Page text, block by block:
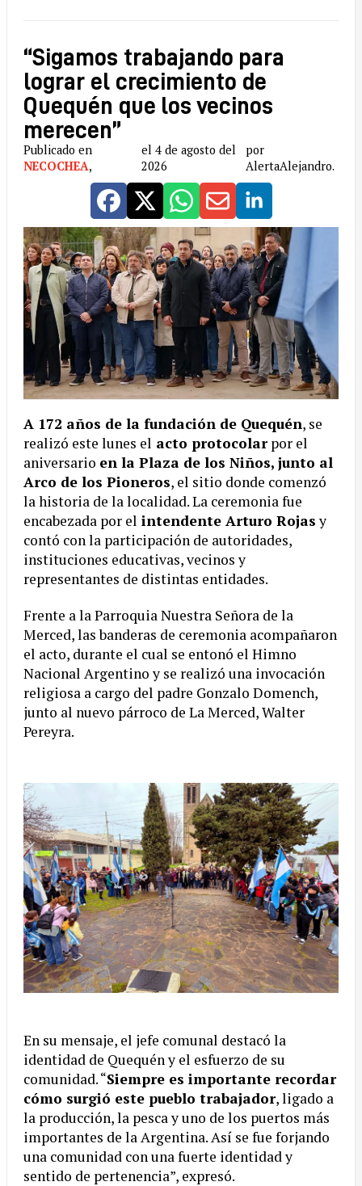
“Sigamos trabajando para
lograr el crecimiento de
Quequén que los vecinos
merecen”
Publicado en
NECOCHEA,
el 4 de agosto del
2026
por
AlertaAlejandro.
A 172 años de la fundación de Quequén, se
realizó este lunes el acto protocolarpor el
aniversario en la Plaza de los Niños, junto al
Arco de los Pioneros, el sitio donde comenzó
la historia de la localidad. La ceremonia fue
encabezada por el intendente Arturo Rojasy
contó con la participación de autoridades,
instituciones educativas, vecinos y
representantes de distintas entidades.
Frente a la Parroquia Nuestra Señora de la
Merced, las banderas de ceremonia acompañaron
el acto, durante el cual se entonó el Himno
Nacional Argentino y se realizó una invocación
religiosa a cargo del padre Gonzalo Domench,
junto al nuevo párroco de La Merced, Walter
Pereyra.
En su mensaje, el jefe comunal destacó la
identidad de Quequén y el esfuerzo de su
comunidad. “Siempre es importante recordar
cómo surgió este pueblo trabajador, ligado a
la producción, la pesca y uno de los puertos más
importantes de la Argentina. Así se fue forjando
una comunidad con una fuerte identidad y
sentido de pertenencia”, expresó.